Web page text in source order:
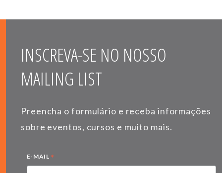
INSCREVA-SE NO NOSSO
MAILING LIST
Preencha o formulário e receba informações
sobre eventos, cursos e muito mais.
E-MAIL *